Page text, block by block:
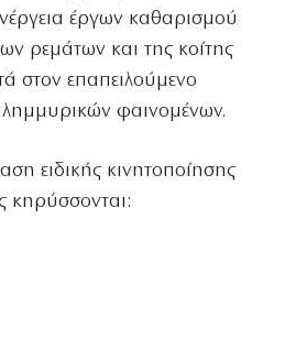
έργων καθαρισμού
ρεμάτων και της κοίτης
στον επαπειλούμενο
φαινομένων.
ειδικής κινητοποίησης
κηρύσσονται: